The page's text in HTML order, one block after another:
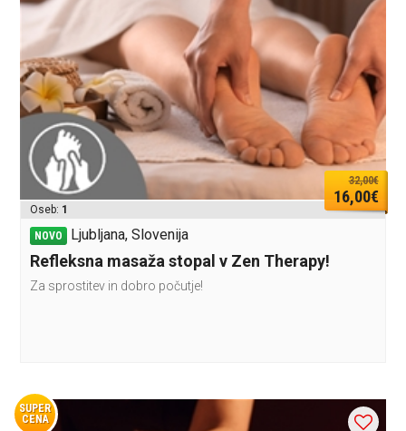
32,00€
16,00€
Oseb: 1
NOVO Ljubljana, Slovenija
Refleksna masaža stopal v Zen Therapy!
Za sprostitev in dobro počutje!
SUPER
CENA